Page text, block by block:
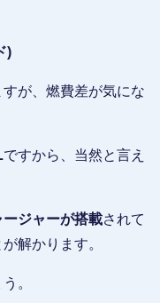
)
が、燃費差が気にな
ですから、当然と言え
ジャーが搭載されて
解かります。
。